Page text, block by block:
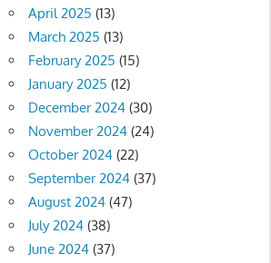
April 2025 (13)
March 2025 (13)
February 2025 (15)
January 2025 (12)
December 2024 (30)
November 2024 (24)
October 2024 (22)
September 2024 (37)
August 2024 (47)
July 2024 (38)
June 2024 (37)